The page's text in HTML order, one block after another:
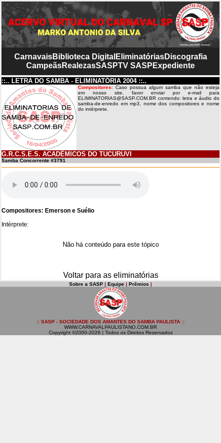
CarnavaisBiblioteca Digital EliminatóriasDiscografia
CampeãsRealezasSASPTV SASP Expediente
::.. LETRA DO SAMBA - ELIMINATÓRIA 2004 ::..
Compositores: Caso possua algum samba que não esteja
em nosso site, favor enviar por e-mail para
ELIMINATORIAS@SASP.COM.BR contendo: letra e áudio do
samba-de-enredo em mp3, nome dos compositores e nome
do intérprete.
G.R.C.S.E.S. ACADÊMICOS DO TUCURUVI
Samba Concorrente #3791
Compositores: Emerson e Suélio
Intérprete:
Não há conteúdo para este tópico
Voltar para as eliminatórias
Sobre a SASP | Equipe | Prêmios |
:: SASP - SOCIEDADE DOS AMANTES DO SAMBA PAULISTA ::
WWW.CARNAVALPAULISTANO.COM.BR
Copyright ©2000-2026 | Todos os Direitos Reservados